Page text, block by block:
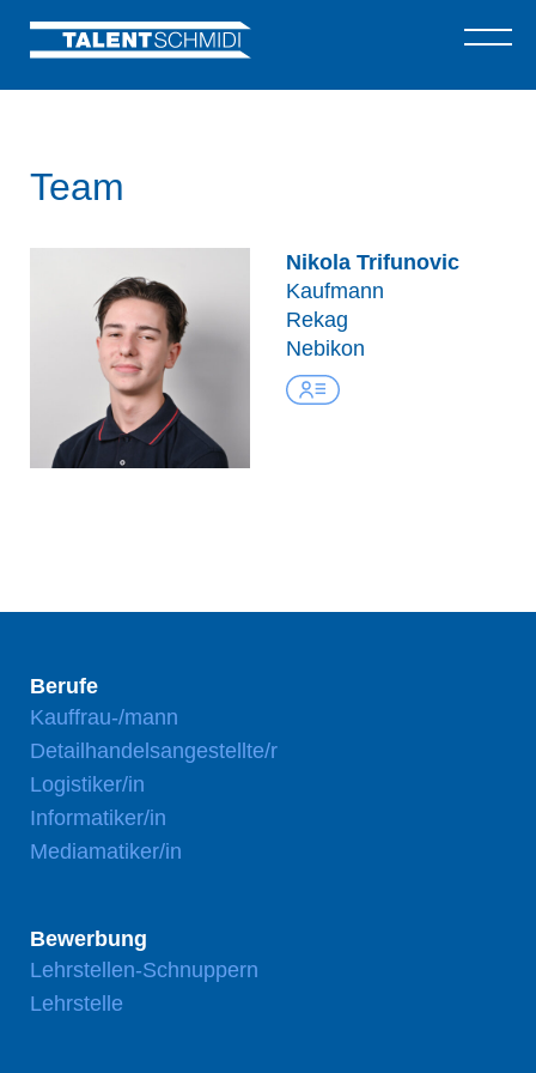
Team
Nikola Trifunovic
Kaufmann
Rekag
Nebikon
Berufe
Kauffrau-/mann
Detailhandelsangestellte/r
Logistiker/in
Informatiker/in
Mediamatiker/in
Bewerbung
Lehrstellen-Schnuppern
Lehrstelle